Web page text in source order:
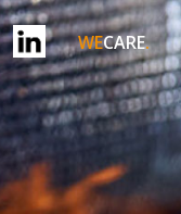
WECARE.